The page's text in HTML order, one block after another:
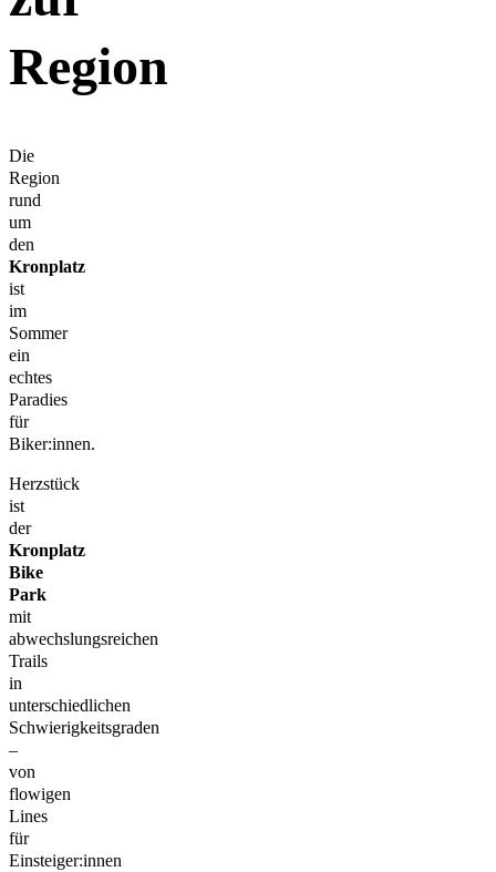
Region
Die
Region
rund
um
den
Kronplatz
ist
im
Sommer
ein
echtes
Paradies
für
Biker:innen.
Herzstück
ist
der
Kronplatz
Bike
Park
mit
abwechslungsreichen
Trails
in
unterschiedlichen
Schwierigkeitsgraden
–
von
flowigen
Lines
für
Einsteiger:innen